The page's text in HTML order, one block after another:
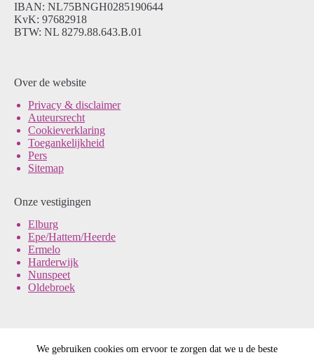
We gebruiken cookies om ervoor te zorgen dat we u de beste
IBAN: NL75BNGH0285190644
KvK: 97682918
BTW: NL 8279.88.643.B.01
Onze vestigingen
Elburg
Epe/Hattem/Heerde
Ermelo
Harderwijk
Nunspeet
Oldebroek
Over de website
Privacy & disclaimer
Auteursrecht
Cookieverklaring
Toegankelijkheid
Pers
Sitemap